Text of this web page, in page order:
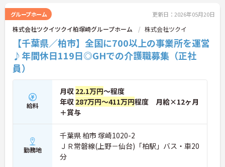
詳細をお話しいたしますのでお気軽にご相談くださ
い。
グループホーム 更新日：2026年05月20日
株式会社ツクイツクイ柏塚崎グループホーム 株式会社ツクイ
【千葉県／柏市】全国に700以上の事業所を運営
♪年間休日119日◎GHでの介護職募集（正社
員）
給料
月収 22.1万円～程度
年収 287万円～411万円程度 月給×12ヶ月
＋賞与
勤務地
千葉県 柏市 塚崎1020-2
ＪＲ常磐線(上野－仙台)「柏駅」バス・車20
分